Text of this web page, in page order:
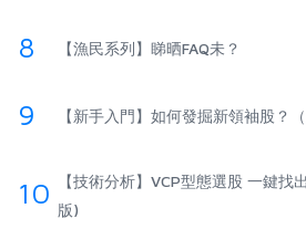
8 【漁民系列】睇晒FAQ未？
9 【新手入門】如何發掘新領袖股？（
10
【技術分析】VCP型態選股 一鍵
版)